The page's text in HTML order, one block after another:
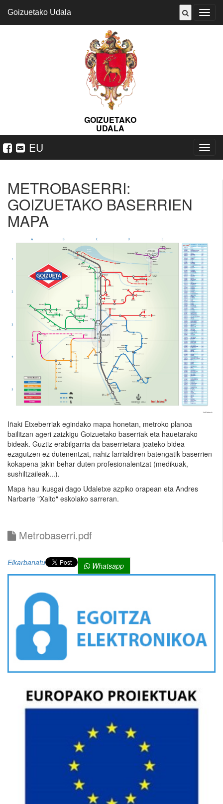
ireki
Goizuetako Udala
GOIZUETAKO
UDALA
EU
ireki
METROBASERRI:
GOIZUETAKO BASERRIEN
MAPA
Iñaki Etxeberriak egindako mapa honetan, metroko planoa
bailitzan ageri zaizkigu Goizuetako baserriak eta hauetarako
bideak. Guztiz erabilgarria da baserrietara joateko bidea
ezagutzen ez dutenentzat, nahiz larrialdiren batengatik baserrien
kokapena jakin behar duten profesionalentzat (medikuak,
sushiltzaileak...).
Mapa hau ikusgai dago Udaletxe azpiko orapean eta Andres
Narbarte "Xalto" eskolako sarreran.
Metrobaserri.pdf
Elkarbanatu Whatsapp